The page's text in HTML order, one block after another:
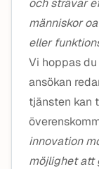
och strävar
människor
eller
Vi hoppas
ansökan
tjänsten kan
innovation
möjlighet att